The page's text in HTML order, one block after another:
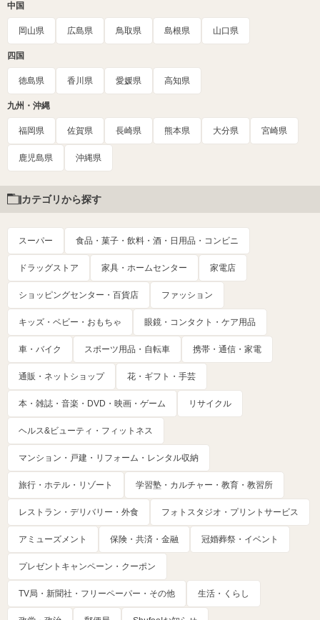
中国
岡山県 広島県 鳥取県 島根県 山口県
四国
徳島県 香川県 愛媛県 高知県
九州・沖縄
福岡県 佐賀県 長崎県 熊本県 大分県 宮崎県
鹿児島県 沖縄県
カテゴリから探す
スーパー 食品・菓子・飲料・酒・日用品・コンビニ
ドラッグストア 家具・ホームセンター 家電店
ショッピングセンター・百貨店 ファッション
キッズ・ベビー・おもちゃ 眼鏡・コンタクト・ケア用品
車・バイク スポーツ用品・自転車 携帯・通信・家電
通販・ネットショップ 花・ギフト・手芸
本・雑誌・音楽・DVD・映画・ゲーム リサイクル
ヘルス&ビューティ・フィットネス
マンション・戸建・リフォーム・レンタル収納
旅行・ホテル・リゾート 学習塾・カルチャー・教育・教習所
レストラン・デリバリー・外食 フォトスタジオ・プリントサービス
アミューズメント 保険・共済・金融 冠婚葬祭・イベント
プレゼントキャンペーン・クーポン
TV局・新聞社・フリーペーパー・その他 生活・くらし